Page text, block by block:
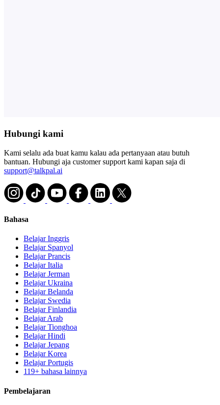
Hubungi kami
Kami selalu ada buat kamu kalau ada pertanyaan atau butuh
bantuan. Hubungi aja customer support kami kapan saja di
support@talkpal.ai
Bahasa
Belajar Inggris
Belajar Spanyol
Belajar Prancis
Belajar Italia
Belajar Jerman
Belajar Ukraina
Belajar Belanda
Belajar Swedia
Belajar Finlandia
Belajar Arab
Belajar Tionghoa
Belajar Hindi
Belajar Jepang
Belajar Korea
Belajar Portugis
119+ bahasa lainnya
Pembelajaran